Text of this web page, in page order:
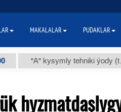
"А" kysymly tehniki ýody (t.) $86
MAKALALAR PUDAKLAR